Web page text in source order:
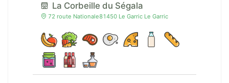
La Corbeille du Ségala
72 route Nationale81450 Le Garric Le Garric